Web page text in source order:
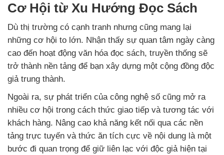
Cơ Hội từ Xu Hướng Đọc Sách
Dù thị trường có cạnh tranh nhưng cũng mang lại
những cơ hội to lớn. Nhận thấy sự quan tâm ngày càng
cao đến hoạt động văn hóa đọc sách, truyền thống sẽ
trở thành nền tảng để bạn xây dựng một cộng đồng độc
giả trung thành.
Ngoài ra, sự phát triển của công nghệ số cũng mở ra
nhiều cơ hội trong cách thức giao tiếp và tương tác với
khách hàng. Nâng cao khả năng kết nối qua các nền
tảng trực tuyến và thức ăn tích cực về nội dung là một
bước đi quan trọng để giữ liên lạc với độc giả hiện tại